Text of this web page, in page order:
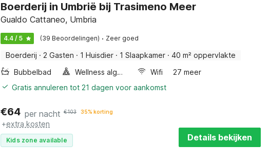
Boerderij in Umbrië bij Trasimeno Meer
Gualdo Cattaneo, Umbria
4.4 / 5 (39 Beoordelingen) · Zeer goed
Boerderij · 2 Gasten · 1 Huisdier · 1 Slaapkamer · 40 m² oppervlakte
Bubbelbad
Wellness algemeen Wifi
27 meer
Gratis annuleren tot 21 dagen voor aankomst
€64 per nacht €103 35% korting
+extra kosten
Kids zone available Details bekijken